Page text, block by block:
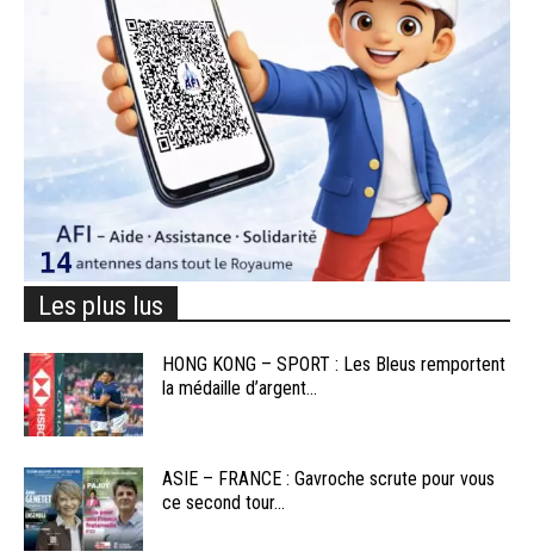
Les plus lus
HONG KONG – SPORT : Les Bleus remportent
la médaille d’argent...
ASIE – FRANCE : Gavroche scrute pour vous
ce second tour...